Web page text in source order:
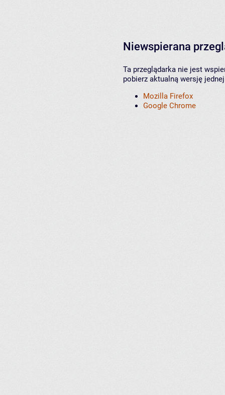
Niewspierana
Ta przeglądarka nie jest
pobierz aktualną wersję
Mozilla Firefox
Google Chrome